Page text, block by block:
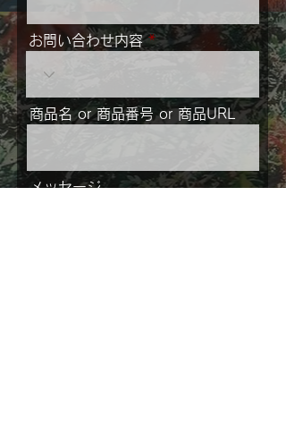
お問い合わせ内容
商品名 or 商品番号 or 商品URL
メッセージ